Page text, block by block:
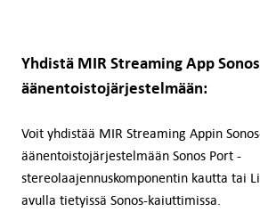
Yhdistä MIR Streaming App
äänentoistojärjestelmään:
Voit yhdistää MIR Streaming Appin
äänentoistojärjestelmään Sonos Port -
stereolaajennuskomponentin kautta tai
avulla tietyissä Sonos-kaiuttimissa.